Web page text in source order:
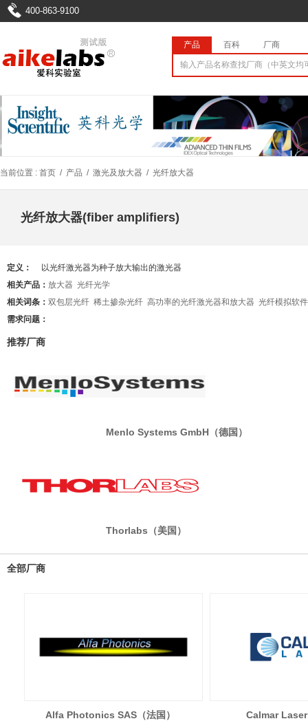
400-863-9100
产品 百科 厂商
当前位置 : 首页 / 产品 / 激光及放大器 / 光纤放大器
光纤放大器(fiber amplifiers)
定义：
以光纤激光器为种子放大输出的激光器
相关产品： 放大器 光纤光学
相关词条： 双包层光纤 稀土掺杂光纤 高功率的光纤激光器和放大器 光纤模拟软件
需求问题：
推荐厂商
Menlo Systems GmbH（德国）
Thorlabs（美国）
全部厂商
Alfa Photonics SAS（法国） Calmar